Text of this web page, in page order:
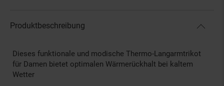
Produktbeschreibung
Dieses funktionale und modische Thermo-Langarmtrikot
für Damen bietet optimalen Wärmerückhalt bei kaltem
Wetter